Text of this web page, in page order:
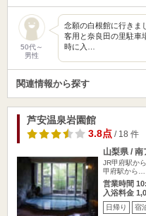
50代～
男性
念願の白根館に行きま
客用と奈良田の里駐車
時に入…
関連情報から探す
芦安温泉岩園館
3.8点/ 18 件
山梨県 / 南
JR甲府駅か
甲府駅から…
営業時間
入浴料金
日帰り 宿